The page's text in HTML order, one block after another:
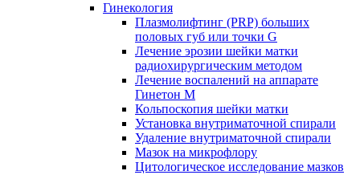
Гинекология
Плазмолифтинг (PRP) больших
половых губ или точки G
Лечение эрозии шейки матки
радиохирургическим методом
Лечение воспалений на аппарате
Гинетон М
Кольпоскопия шейки матки
Установка внутриматочной спирали
Удаление внутриматочной спирали
Мазок на микрофлору
Цитологическое исследование мазков